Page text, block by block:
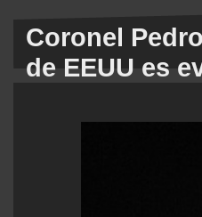
Coronel
de EEUU es